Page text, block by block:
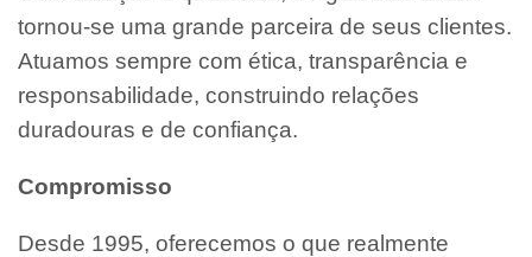
tornou-se uma grande parceira de seus clientes.
Atuamos sempre com ética, transparência e
responsabilidade, construindo relações
duradouras e de confiança.
Compromisso
Desde 1995, oferecemos o que realmente